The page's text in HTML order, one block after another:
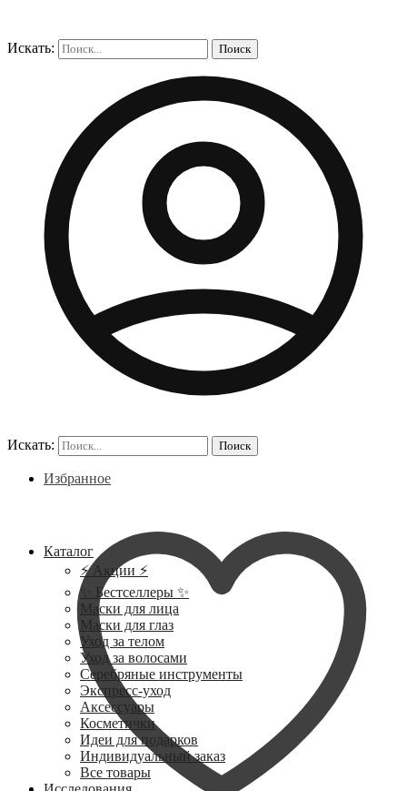
Искать: Поиск
Избранное
Искать: Поиск
Каталог
⚡ Акции ⚡
✨ Бестселлеры ✨
Маски для лица
Маски для глаз
Уход за телом
Уход за волосами
Серебряные инструменты
Экспресс-уход
Аксессуары
Косметички
Идеи для подарков
Индивидуальный заказ
Все товары